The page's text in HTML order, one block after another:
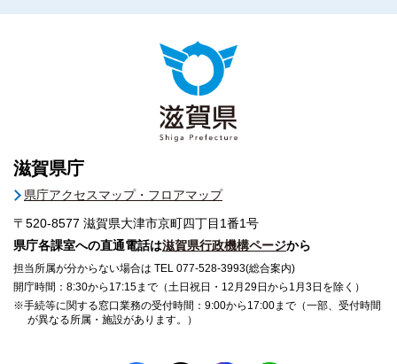
滋賀県庁
県庁アクセスマップ・フロアマップ
〒520-8577 滋賀県大津市京町四丁目1番1号
県庁各課室への直通電話は滋賀県行政機構ページから
担当所属が分からない場合は TEL 077-528-3993(総合案内)
開庁時間：8:30から17:15まで（土日祝日・12月29日から1月3日を除く）
※手続等に関する窓口業務の受付時間：9:00から17:00まで（一部、受付時間
が異なる所属・施設があります。）